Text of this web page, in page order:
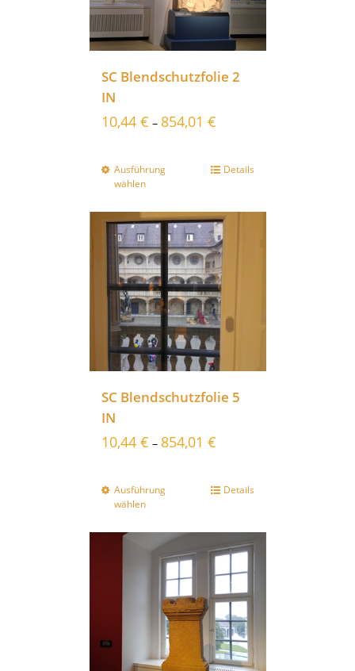
SC Blendschutzfolie 2
IN
10,44 € – 854,01 €
Ausführung
wählen
Details
SC Blendschutzfolie 5
IN
10,44 € – 854,01 €
Ausführung
wählen
Details